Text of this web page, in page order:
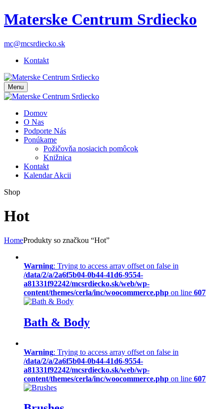
Materske Centrum Srdiecko
mc@mcsrdiecko.sk
Kontakt
Menu
Domov
O Nas
Podporte Nás
Ponúkame
Požičovňa nosiacich pomôcok
Knižnica
Kontakt
Kalendar Akcii
Shop
Hot
HomeProdukty so značkou “Hot”
Warning: Trying to access array offset on false in
/data/2/a/2a6f5b04-0b44-41d6-9554-
a81331f92242/mcsrdiecko.sk/web/wp-
content/themes/cerla/inc/woocommerce.php on line 607
Bath & Body
Warning: Trying to access array offset on false in
/data/2/a/2a6f5b04-0b44-41d6-9554-
a81331f92242/mcsrdiecko.sk/web/wp-
content/themes/cerla/inc/woocommerce.php on line 607